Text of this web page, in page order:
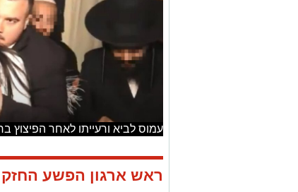
עמוס לביא ורעייתו לאחר הפיצוץ
ראש ארגון הפשע החזק